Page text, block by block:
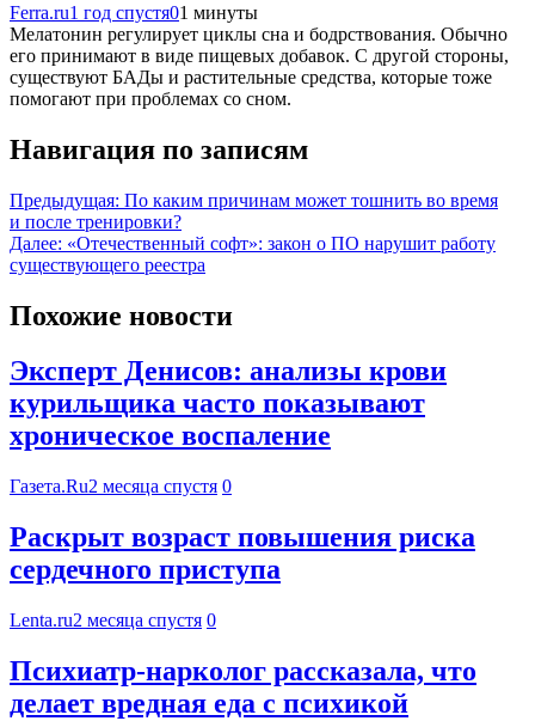
Ferra.ru1 год спустя01 минуты
Мелатонин регулирует циклы сна и бодрствования. Обычно
его принимают в виде пищевых добавок. С другой стороны,
существуют БАДы и растительные средства, которые тоже
помогают при проблемах со сном.
Навигация по записям
Предыдущая: По каким причинам может тошнить во время
и после тренировки?
Далее: «Отечественный софт»: закон о ПО нарушит работу
существующего реестра
Похожие новости
Эксперт Денисов: анализы крови
курильщика часто показывают
хроническое воспаление
Газета.Ru2 месяца спустя 0
Раскрыт возраст повышения риска
сердечного приступа
Lenta.ru2 месяца спустя 0
Психиатр-нарколог рассказала, что
делает вредная еда с психикой